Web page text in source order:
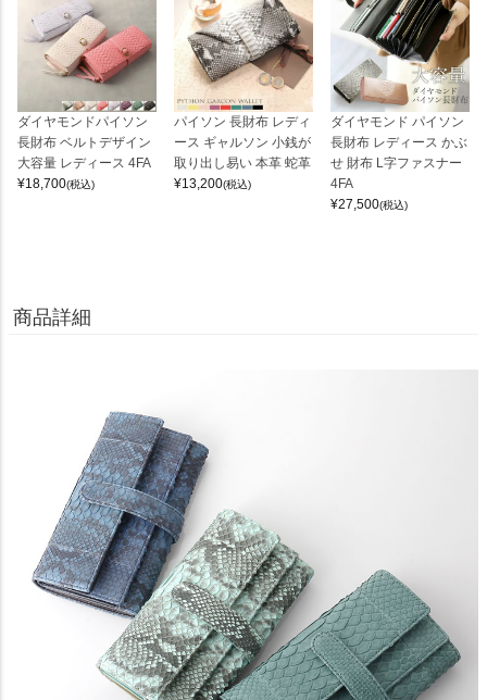
ダイヤモンドパイソン
長財布 ベルトデザイン
大容量 レディース 4FA
¥18,700(税込)
パイソン 長財布 レディ
ース ギャルソン 小銭が
取り出し易い 本革 蛇革
¥13,200(税込)
ダイヤモンド パイソン
長財布 レディース かぶ
せ 財布 L字ファスナー
4FA
¥27,500(税込)
商品詳細